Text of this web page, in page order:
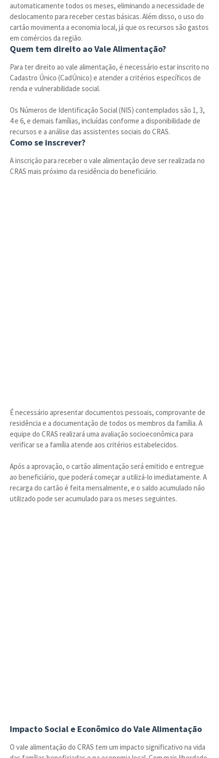
automaticamente todos os meses, eliminando a necessidade de
deslocamento para receber cestas básicas. Além disso, o uso do
cartão movimenta a economia local, já que os recursos são gastos
em comércios da região.
Quem tem direito ao Vale Alimentação?
Para ter direito ao vale alimentação, é necessário estar inscrito no
Cadastro Único (CadÚnico) e atender a critérios específicos de
renda e vulnerabilidade social.
Os Números de Identificação Social (NIS) contemplados são 1, 3,
4 e 6, e demais famílias, incluídas conforme a disponibilidade de
recursos e a análise das assistentes sociais do CRAS.
Como se inscrever?
A inscrição para receber o vale alimentação deve ser realizada no
CRAS mais próximo da residência do beneficiário.
É necessário apresentar documentos pessoais, comprovante de
residência e a documentação de todos os membros da família. A
equipe do CRAS realizará uma avaliação socioeconômica para
verificar se a família atende aos critérios estabelecidos.
Após a aprovação, o cartão alimentação será emitido e entregue
ao beneficiário, que poderá começar a utilizá-lo imediatamente. A
recarga do cartão é feita mensalmente, e o saldo acumulado não
utilizado pode ser acumulado para os meses seguintes.
Impacto Social e Econômico do Vale Alimentação
O vale alimentação do CRAS tem um impacto significativo na vida